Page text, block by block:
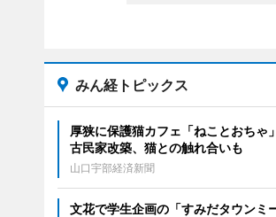
みん経トピックス
厚狭に保護猫カフェ「ねことおちゃ
古民家改築、猫との触れ合いも
山口宇部経済新聞
文花で学生企画の「すみだタウンミ